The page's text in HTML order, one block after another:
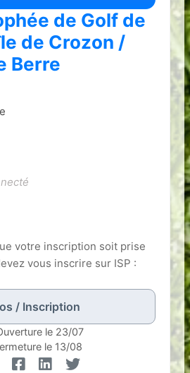
de Golf de
de Crozon /
Berre
votre inscription soit prise
vous inscrire sur ISP :
/ Inscription
le 23/07
le 13/08